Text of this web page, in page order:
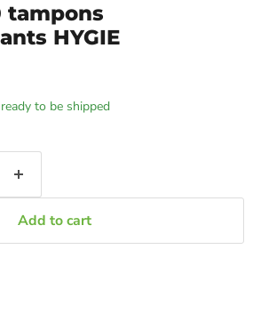
tampons
HYGIE
to be shipped
Add to cart